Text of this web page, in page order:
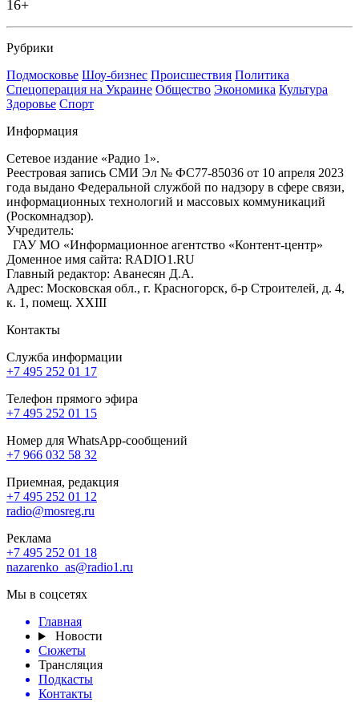
16+
Рубрики
Подмосковье Шоу-бизнес Происшествия Политика
Спецоперация на Украине Общество Экономика Культура
Здоровье Спорт
Информация
Сетевое издание «Радио 1».
Реестровая запись СМИ Эл № ФС77-85036 от 10 апреля 2023
года выдано Федеральной службой по надзору в сфере связи,
информационных технологий и массовых коммуникаций
(Роскомнадзор).
Учредитель:
ГАУ МО «Информационное агентство «Контент-центр»
Доменное имя сайта: RADIO1.RU
Главный редактор: Аванесян Д.А.
Адрес: Московская обл., г. Красногорск, б-р Строителей, д. 4,
к. 1, помещ. XXIII
Контакты
Служба информации
+7 495 252 01 17
Телефон прямого эфира
+7 495 252 01 15
Номер для WhatsApp-сообщений
+7 966 032 58 32
Приемная, редакция
+7 495 252 01 12
radio@mosreg.ru
Реклама
+7 495 252 01 18
nazarenko_as@radio1.ru
Мы в соцсетях
Главная
Новости
Сюжеты
Трансляция
Подкасты
Контакты